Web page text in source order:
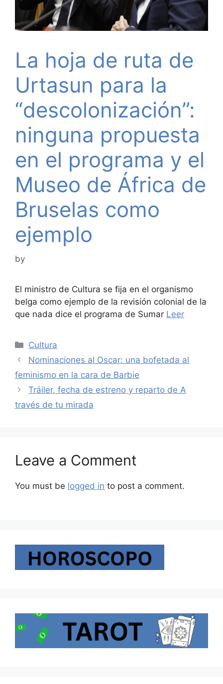
La hoja de ruta de
Urtasun para la
“descolonización”:
ninguna propuesta
en el programa y el
Museo de África de
Bruselas como
ejemplo
by
El ministro de Cultura se fija en el organismo
belga como ejemplo de la revisión colonial de la
que nada dice el programa de Sumar Leer
Categories
Cultura
Nominaciones al Oscar: una bofetada al
feminismo en la cara de Barbie
Tráiler, fecha de estreno y reparto de A
través de tu mirada
Leave a Comment
You must be logged in to post a comment.